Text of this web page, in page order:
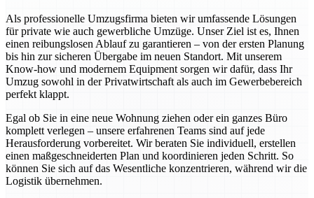
Als professionelle Umzugsfirma bieten wir umfassende Lösungen
für private wie auch gewerbliche Umzüge. Unser Ziel ist es, Ihnen
einen reibungslosen Ablauf zu garantieren – von der ersten Planung
bis hin zur sicheren Übergabe im neuen Standort. Mit unserem
Know-how und modernem Equipment sorgen wir dafür, dass Ihr
Umzug sowohl in der Privatwirtschaft als auch im Gewerbebereich
perfekt klappt.
Egal ob Sie in eine neue Wohnung ziehen oder ein ganzes Büro
komplett verlegen – unsere erfahrenen Teams sind auf jede
Herausforderung vorbereitet. Wir beraten Sie individuell, erstellen
einen maßgeschneiderten Plan und koordinieren jeden Schritt. So
können Sie sich auf das Wesentliche konzentrieren, während wir die
Logistik übernehmen.